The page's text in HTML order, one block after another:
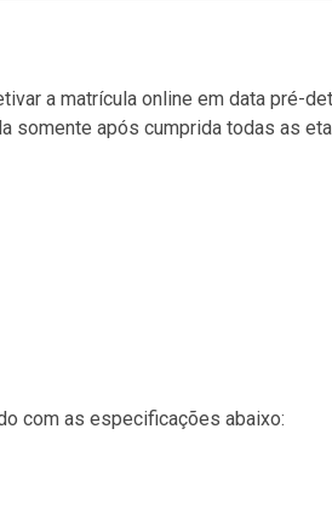
a matrícula online em data pré-
somente após cumprida todas as
com as especificações abaixo: